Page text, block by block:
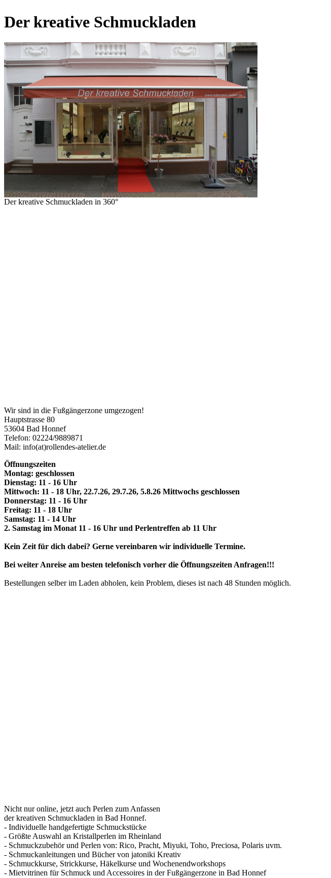
Der kreative Schmuckladen
Der kreative Schmuckladen in 360°
Wir sind in die Fußgängerzone umgezogen!
Hauptstrasse 80
53604 Bad Honnef
Telefon: 02224/9889871
Mail: info(at)rollendes-atelier.de
Öffnungszeiten
Montag: geschlossen
Dienstag: 11 - 16 Uhr
Mittwoch: 11 - 18 Uhr, 22.7.26, 29.7.26, 5.8.26 Mittwochs geschlossen
Donnerstag: 11 - 16 Uhr
Freitag: 11 - 18 Uhr
Samstag: 11 - 14 Uhr
2. Samstag im Monat 11 - 16 Uhr und Perlentreffen ab 11 Uhr
Kein Zeit für dich dabei? Gerne vereinbaren wir individuelle Termine.
Bei weiter Anreise am besten telefonisch vorher die Öffnungszeiten Anfragen!!!
Bestellungen selber im Laden abholen, kein Problem, dieses ist nach 48 Stunden möglich.
Nicht nur online, jetzt auch Perlen zum Anfassen
der kreativen Schmuckladen in Bad Honnef.
- Individuelle handgefertigte Schmuckstücke
- Größte Auswahl an Kristallperlen im Rheinland
- Schmuckzubehör und Perlen von: Rico, Pracht, Miyuki, Toho, Preciosa, Polaris uvm.
- Schmuckanleitungen und Bücher von jatoniki Kreativ
- Schmuckkurse, Strickkurse, Häkelkurse und Wochenendworkshops
- Mietvitrinen für Schmuck und Accessoires in der Fußgängerzone in Bad Honnef